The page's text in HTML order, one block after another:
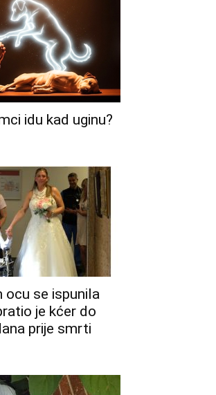
idu kad uginu?
ocu se ispunila
je kćer do
prije smrti